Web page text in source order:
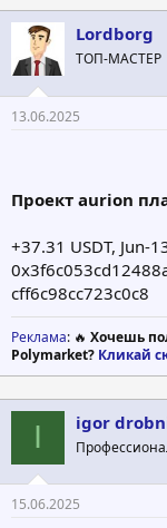
Lordborg
ТОП-МАСТЕР
13.06.2025
Проект aurion
+37.31 USDT, Jun-
cff6c98cc723c0c8
Реклама: 🔥 Хочешь
Polymarket? Кликай
I igor
15.06.2025